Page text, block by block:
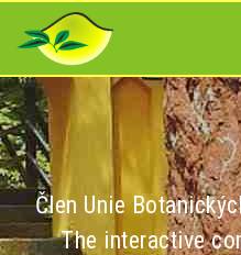
Člen Unie
The interactive